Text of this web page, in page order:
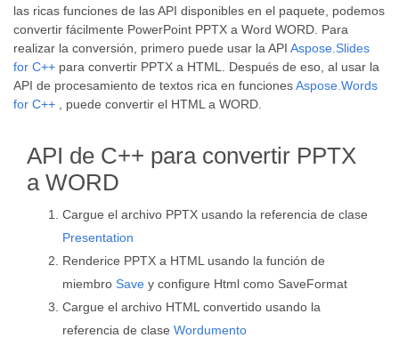
las ricas funciones de las API disponibles en el paquete, podemos
convertir fácilmente PowerPoint PPTX a Word WORD. Para
realizar la conversión, primero puede usar la API Aspose.Slides
for C++ para convertir PPTX a HTML. Después de eso, al usar la
API de procesamiento de textos rica en funcionesAspose.Words
for C++ , puede convertir el HTML a WORD.
API de C++ para convertir PPTX
a WORD
Cargue el archivo PPTX usando la referencia de clase
Presentation
Renderice PPTX a HTML usando la función de
miembro Save y configure Html como SaveFormat
Cargue el archivo HTML convertido usando la
referencia de clase Wordumento